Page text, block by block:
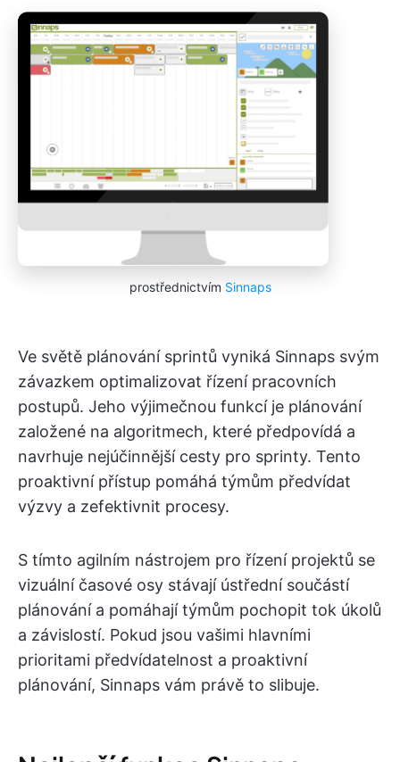
prostřednictvím Sinnaps
Ve světě plánování sprintů vyniká Sinnaps svým
závazkem optimalizovat řízení pracovních
postupů. Jeho výjimečnou funkcí je plánování
založené na algoritmech, které předpovídá a
navrhuje nejúčinnější cesty pro sprinty. Tento
proaktivní přístup pomáhá týmům předvídat
výzvy a zefektivnit procesy.
S tímto agilním nástrojem pro řízení projektů se
vizuální časové osy stávají ústřední součástí
plánování a pomáhají týmům pochopit tok úkolů
a závislostí. Pokud jsou vašimi hlavními
prioritami předvídatelnost a proaktivní
plánování, Sinnaps vám právě to slibuje.